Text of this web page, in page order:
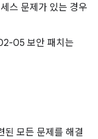
스 문제가 있는 경우
05 보안 패치는
모든 문제를 해결